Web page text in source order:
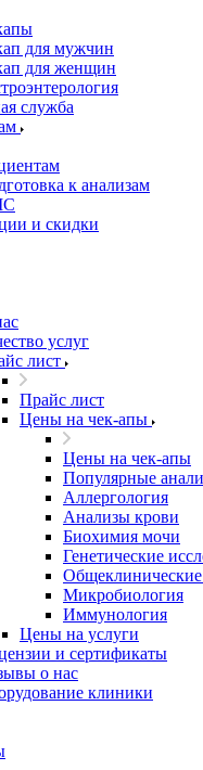
для мужчин
для женщин
служба
к анализам
и скидки
услуг
лист
Прайс лист
​​​​​Цены на чек-апы
​​​​​Цены на чек-апы
Популярные
Аллергология
Анализы крови
Биохимия мочи
Генетические
Общеклинические
Микробиология
Иммунология
Цены на услуги
и сертификаты
о нас
клиники